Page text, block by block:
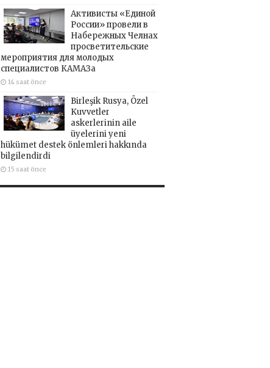
Активисты «Единой
России» провели в
Набережных Челнах
просветительские
мероприятия для молодых
специалистов КАМАЗа
14 saat önce
Birleşik Rusya, Özel
Kuvvetler
askerlerinin aile
üyelerini yeni
hükümet destek önlemleri hakkında
bilgilendirdi
15 saat önce